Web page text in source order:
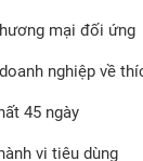
mại đối ứng
nghiệp về
45 ngày
vi tiêu dùng